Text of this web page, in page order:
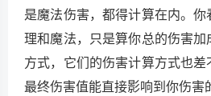
是魔法伤害，都得计算在内。
理和魔法，只是算你总的伤害
方式，它们的伤害计算方式也
最终伤害值能直接影响到你伤害